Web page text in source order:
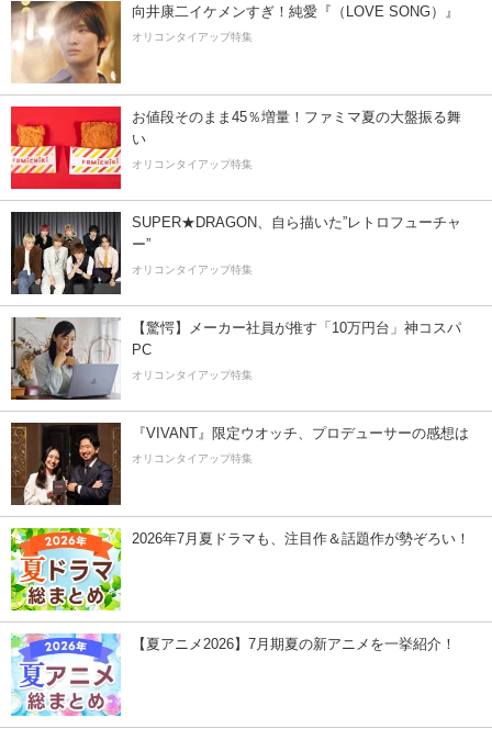
向井康二イケメンすぎ！純愛『（LOVE SONG）』
オリコンタイアップ特集
お値段そのまま45％増量！ファミマ夏の大盤振る舞
い
オリコンタイアップ特集
SUPER★DRAGON、自ら描いた”レトロフューチャ
ー”
オリコンタイアップ特集
【驚愕】メーカー社員が推す「10万円台」神コスパ
PC
オリコンタイアップ特集
『VIVANT』限定ウオッチ、プロデューサーの感想は
オリコンタイアップ特集
2026年7月夏ドラマも、注目作＆話題作が勢ぞろい！
【夏アニメ2026】7月期夏の新アニメを一挙紹介！